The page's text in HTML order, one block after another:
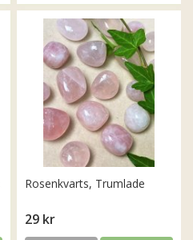
Rosenkvarts, Trumlade
29 kr